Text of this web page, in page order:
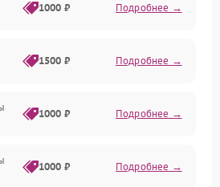
1000 ₽ Подробнее →
1500 ₽ Подробнее →
1000 ₽ Подробнее →
1000 ₽ Подробнее →